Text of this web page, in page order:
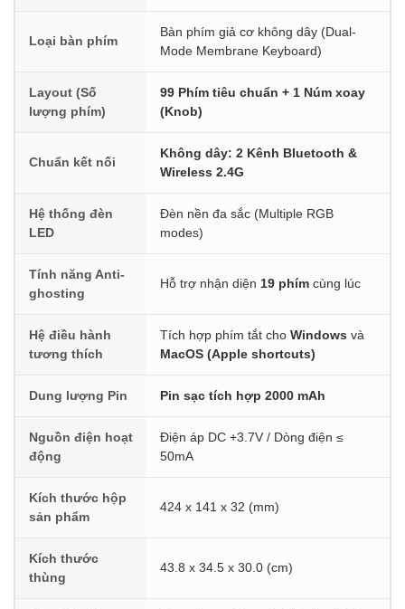
Loại bàn phím
Bàn phím giả cơ không dây (Dual-
Mode Membrane Keyboard)
Layout (Số
lượng phím)
99 Phím tiêu chuẩn + 1 Núm xoay
(Knob)
Chuẩn kết nối
Không dây: 2 Kênh Bluetooth &
Wireless 2.4G
Hệ thống đèn
LED
Đèn nền đa sắc (Multiple RGB
modes)
Tính năng Anti-
ghosting
Hỗ trợ nhận diện 19 phím cùng lúc
Hệ điều hành
tương thích
Tích hợp phím tắt cho Windows và
MacOS (Apple shortcuts)
Dung lượng Pin Pin sạc tích hợp 2000 mAh
Nguồn điện hoạt
động
Điện áp DC +3.7V / Dòng điện ≤
50mA
Kích thước hộp
sản phẩm
424 x 141 x 32 (mm)
Kích thước
thùng
43.8 x 34.5 x 30.0 (cm)